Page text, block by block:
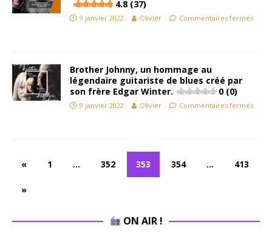
4.8 (37)
9 janvier 2022 Olivier Commentaires fermés
Brother Johnny, un hommage au
légendaire guitariste de blues créé par
son frère Edgar Winter.
0 (0)
9 janvier 2022 Olivier Commentaires fermés
« 1 … 352 353 354 … 413
»
ON AIR !